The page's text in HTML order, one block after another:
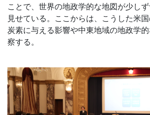
ことで、世界の地政学的な地図が少し
見せている。ここからは、こうした米
炭素に与える影響や中東地域の地政学
察する。